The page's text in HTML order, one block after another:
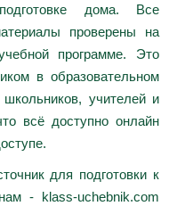
дома. Все
проверены на
программе. Это
в образовательном
учителей и
всё доступно онлайн
для подготовки к
- klass-uchebnik.com